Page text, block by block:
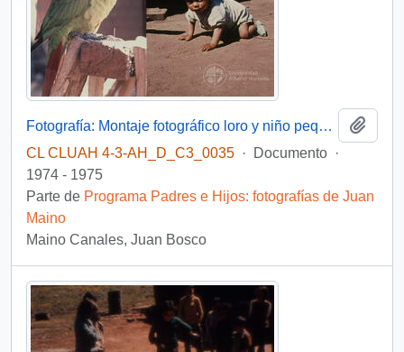
Fotografía: Montaje fotográfico loro y niño pequeño
CL CLUAH 4-3-AH_D_C3_0035 · Documento ·
1974 - 1975
Parte de Programa Padres e Hijos: fotografías de Juan
Maino
Maino Canales, Juan Bosco